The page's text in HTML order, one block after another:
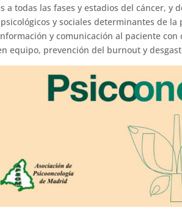
a todas las fases y estadios del cáncer, y
y sociales determinantes de
y comunicación al paciente
equipo, prevención del burnout y